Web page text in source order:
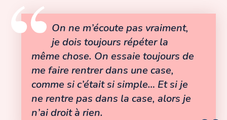
On ne m’écoute pas vraiment,
je dois toujours répéter la
même chose. On essaie toujours de
me faire rentrer dans une case,
comme si c’était si simple… Et si je
ne rentre pas dans la case, alors je
n’ai droit à rien.